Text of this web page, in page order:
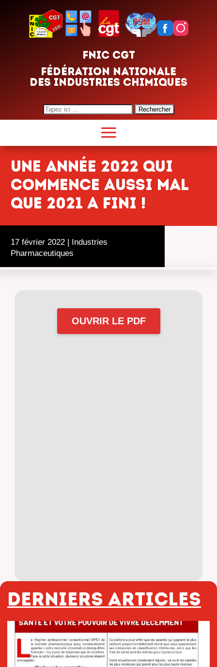
FNIC CGT
FÉDÉRATION NATIONALE
DES INDUSTRIES CHIMIQUES
Search
for:
UNE ANNÉE 2022 qui
commence aussi mal
que 2021 a fini !
17 février 2022 | Industries
Pharmaceutiques
OUVRIR LE PDF
Derniers articles